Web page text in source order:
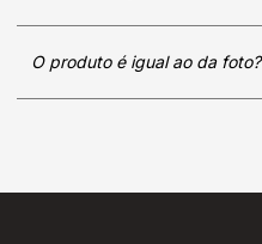
O produto é igual ao da foto?